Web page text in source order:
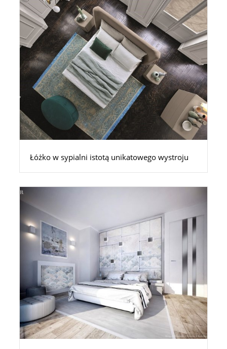
Łóżko w sypialni istotą unikatowego wystroju